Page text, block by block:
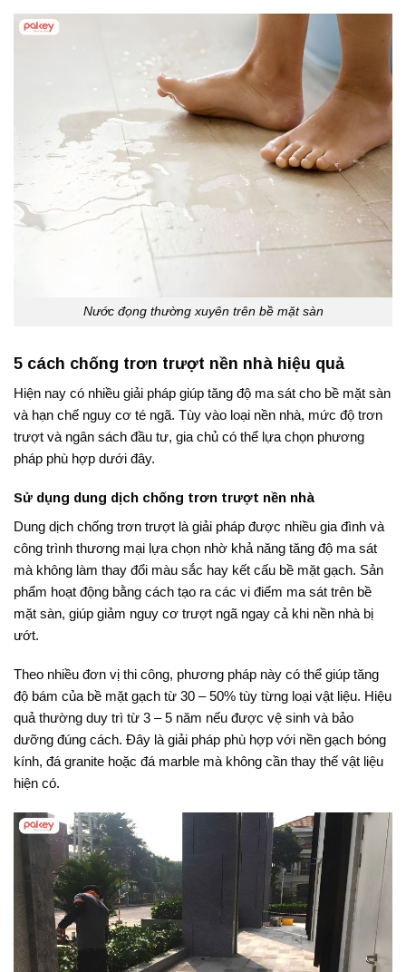
Nước đọng thường xuyên trên bề mặt sàn
5 cách chống trơn trượt nền nhà hiệu quả
Hiện nay có nhiều giải pháp giúp tăng độ ma sát cho bề mặt sàn
và hạn chế nguy cơ té ngã. Tùy vào loại nền nhà, mức độ trơn
trượt và ngân sách đầu tư, gia chủ có thể lựa chọn phương
pháp phù hợp dưới đây.
Sử dụng dung dịch chống trơn trượt nền nhà
Dung dịch chống trơn trượt là giải pháp được nhiều gia đình và
công trình thương mại lựa chọn nhờ khả năng tăng độ ma sát
mà không làm thay đổi màu sắc hay kết cấu bề mặt gạch. Sản
phẩm hoạt động bằng cách tạo ra các vi điểm ma sát trên bề
mặt sàn, giúp giảm nguy cơ trượt ngã ngay cả khi nền nhà bị
ướt.
Theo nhiều đơn vị thi công, phương pháp này có thể giúp tăng
độ bám của bề mặt gạch từ 30 – 50% tùy từng loại vật liệu. Hiệu
quả thường duy trì từ 3 – 5 năm nếu được vệ sinh và bảo
dưỡng đúng cách. Đây là giải pháp phù hợp với nền gạch bóng
kính, đá granite hoặc đá marble mà không cần thay thế vật liệu
hiện có.